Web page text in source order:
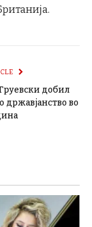
добил
државјанство во